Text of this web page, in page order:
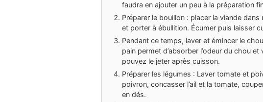
faudra en ajouter un peu à la préparation
Préparer le bouillon : placer la viande dans
et porter à ébullition. Écumer puis laisser
Pendant ce temps, laver et émincer le
pain permet d’absorber l’odeur du chou
pouvez le jeter après cuisson.
Préparer les légumes : Laver tomate et
poivron, concasser l’ail et la tomate,
en dés.